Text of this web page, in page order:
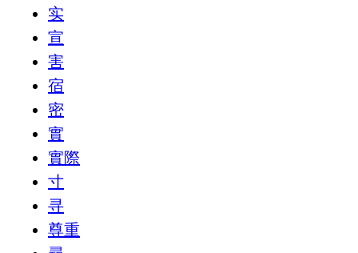
实
宣
害
宿
密
實
實際
寸
寻
尊重